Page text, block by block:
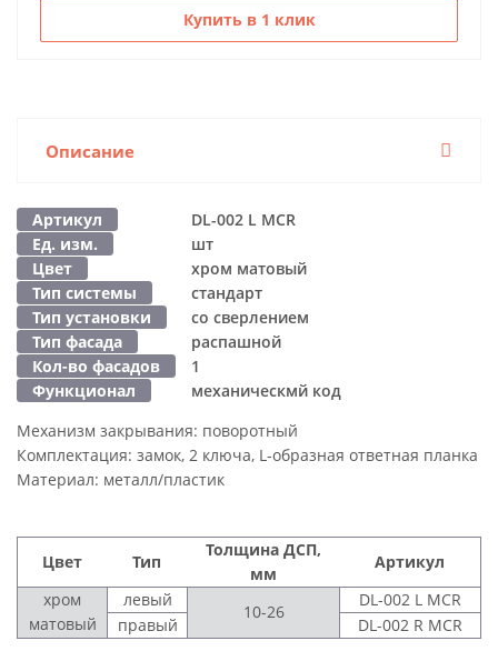
Купить в 1 клик
Описание
Артикул
DL-002 L MCR
Ед. изм.
шт
Цвет
хром матовый
Тип системы
стандарт
Тип установки
со сверлением
Тип фасада
распашной
Кол-во фасадов
1
Функционал
механическмй код
Механизм закрывания: поворотный
Комплектация: замок, 2 ключа, L-образная ответная планка
Материал: металл/пластик
Цвет Тип
Толщина ДСП,
мм
Артикул
хром
матовый
левый
10-26
DL-002 L MCR
правый
DL-002 R MCR